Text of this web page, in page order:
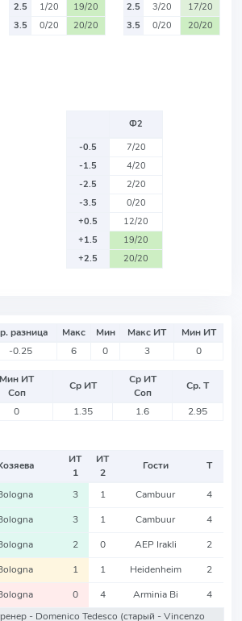
2.5
1/20
19/20
3.5
0/20 20/20
2.5
3/20
17/20
3.5
0/20 20/20
Ф2
-0.5
7/20
-1.5
4/20
-2.5
2/20
-3.5
0/20
+0.5
12/20
+1.5
19/20
+2.5
20/20
разница Макс Мин Макс ИТ
Мин ИТ
-0.25 6 0 3 0
Мин ИТ
Соп
Ср ИТ
Ср ИТ
Соп
Ср. Т
0 1.35 1.6 2.95
ИТ
1
ИТ
2
Гости Т
3 1 Cambuur 4
3 1 Cambuur 4
2 0 AEP Irakli 2
1 1 Heidenheim 2
0 4 Arminia Bi
4
- Domenico Tedesco (старый - Vincenzo